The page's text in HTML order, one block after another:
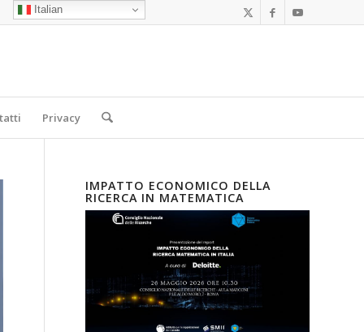
Privacy
IMPATTO ECONOMICO DELLA
RICERCA IN MATEMATICA
Italian